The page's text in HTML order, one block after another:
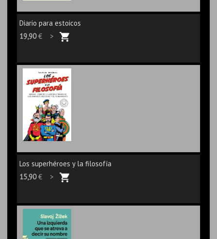
Diario para estoicos
19,90€ >
Los superhéroes y la filosofía
15,90€ >